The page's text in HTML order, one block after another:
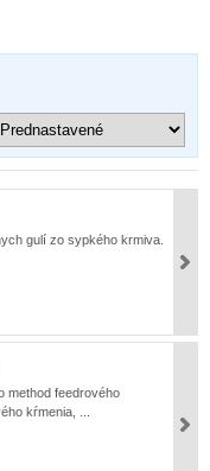
gulí zo sypkého krmiva.
method feedrového
kŕmenia, ...